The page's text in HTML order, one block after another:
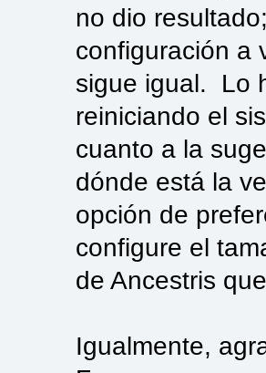
no dio
configuración a
sigue igual. Lo
reiniciando el
cuanto a la
dónde está la
opción de
configure el
de Ancestris
Igualmente,